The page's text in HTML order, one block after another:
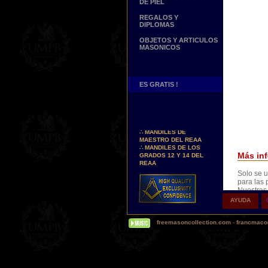
MAESTRO DEL REAA
∴MANDILES DE LOS
GRADOS 12 Y 14 DEL
REAA
Personaliza tus Arreos
TU NOMBRE BORDADO
SOBRE TU MANDIL, TU
BANDA O TU COLLARIN
Nueva pagina !
∴UNA PAGINA DE
TESTIMONIOS DE
DE PIEL
REGALOS Y
DIPLOMAS
OBJETOS Y ARTICULOS
MASONICOS
ES GRATIS !
AYUDA
freemasoncollection.com -
Más
Solo se
para las
the